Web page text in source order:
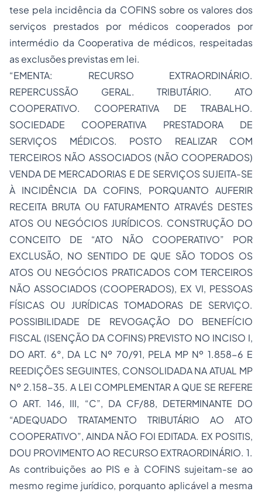
tese pela incidência da COFINS sobre os valores dos
serviços prestados por médicos cooperados por
intermédio da Cooperativa de médicos, respeitadas
as exclusões previstas em lei.
“EMENTA: RECURSO EXTRAORDINÁRIO.
REPERCUSSÃO GERAL. TRIBUTÁRIO. ATO
COOPERATIVO. COOPERATIVA DE TRABALHO.
SOCIEDADE COOPERATIVA PRESTADORA DE
SERVIÇOS MÉDICOS. POSTO REALIZAR COM
TERCEIROS NÃO ASSOCIADOS (NÃO COOPERADOS)
VENDA DE MERCADORIAS E DE SERVIÇOS SUJEITA-SE
À INCIDÊNCIA DA COFINS, PORQUANTO AUFERIR
RECEITA BRUTA OU FATURAMENTO ATRAVÉS DESTES
ATOS OU NEGÓCIOS JURÍDICOS. CONSTRUÇÃO DO
CONCEITO DE “ATO NÃO COOPERATIVO” POR
EXCLUSÃO, NO SENTIDO DE QUE SÃO TODOS OS
ATOS OU NEGÓCIOS PRATICADOS COM TERCEIROS
NÃO ASSOCIADOS (COOPERADOS), EX VI, PESSOAS
FÍSICAS OU JURÍDICAS TOMADORAS DE SERVIÇO.
POSSIBILIDADE DE REVOGAÇÃO DO BENEFÍCIO
FISCAL (ISENÇÃO DA COFINS) PREVISTO NO INCISO I,
DO ART. 6°, DA LC Nº 70/91, PELA MP Nº 1.858-6 E
REEDIÇÕES SEGUINTES, CONSOLIDADA NA ATUAL MP
Nº 2.158-35. A LEI COMPLEMENTAR A QUE SE REFERE
O ART. 146, III, “C”, DA CF/88, DETERMINANTE DO
“ADEQUADO TRATAMENTO TRIBUTÁRIO AO ATO
COOPERATIVO”, AINDA NÃO FOI EDITADA. EX POSITIS,
DOU PROVIMENTO AO RECURSO EXTRAORDINÁRIO. 1.
As contribuições ao PIS e à COFINS sujeitam-se ao
mesmo regime jurídico, porquanto aplicável a mesma